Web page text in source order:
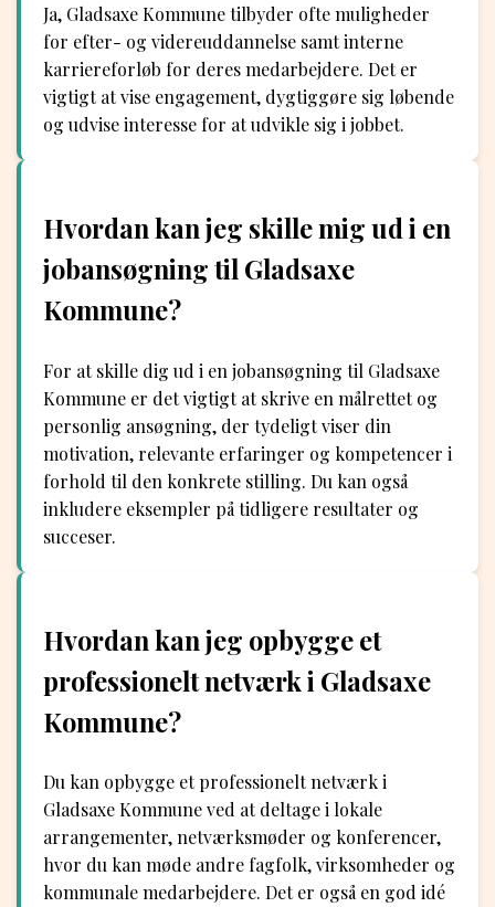
Ja, Gladsaxe Kommune tilbyder ofte muligheder
for efter- og videreuddannelse samt interne
karriereforløb for deres medarbejdere. Det er
vigtigt at vise engagement, dygtiggøre sig løbende
og udvise interesse for at udvikle sig i jobbet.
Hvordan kan jeg skille mig ud i en
jobansøgning til Gladsaxe
Kommune?
For at skille dig ud i en jobansøgning til Gladsaxe
Kommune er det vigtigt at skrive en målrettet og
personlig ansøgning, der tydeligt viser din
motivation, relevante erfaringer og kompetencer i
forhold til den konkrete stilling. Du kan også
inkludere eksempler på tidligere resultater og
succeser.
Hvordan kan jeg opbygge et
professionelt netværk i Gladsaxe
Kommune?
Du kan opbygge et professionelt netværk i
Gladsaxe Kommune ved at deltage i lokale
arrangementer, netværksmøder og konferencer,
hvor du kan møde andre fagfolk, virksomheder og
kommunale medarbejdere. Det er også en god idé